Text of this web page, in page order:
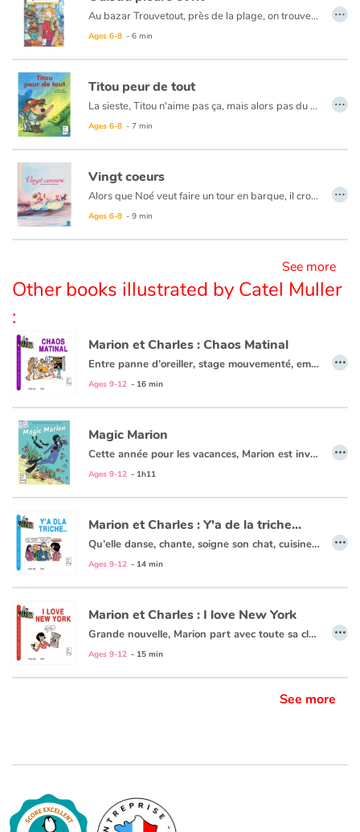
Blog
Learn french with Storyplay'r
French book lists for children
Reading for children
Activities and workshops
Dyslexia and reading disorders
Au bazar Trouvetout, près de la plage, on trouve vraiment tout. Même des jouets de Noël. Mais cette année, le patron a mis en vitrine un Ouistiti en peluche qui ne plaît pas à la patronne. Coincé sur son étagère, Ouistiti voudrait tant qu’un enfant le choisisse...
Ages 6-8 - 6 min
…
Titou peur de tout
La sieste, Titou n'aime pas ça, mais alors pas du tout. Si bien qu'au moindre bruit... Titou se relève, et part combattre les monstres. Car, tout le monde le sait, les maisons en regorgent !
Ages 6-8 - 7 min
…
Vingt coeurs
Alors que Noé veut faire un tour en barque, il croise sur son chemin une ribambelle d'animaux qui veulent l'accompagner. Une fois sur les flots, une tempête éclate... Noé parviendra-t-il à rejoindre son amoureuse ?
Ages 6-8 - 9 min
…
See more
Other books illustrated by Catel Muller
:
Marion et Charles : Chaos Matinal
Entre panne d’oreiller, stage mouvementé, embrouilles Facebook, baby-sitting musclé, citronnade fraîche ou réveillon bouillant (entre autres…) : Marion est sur tous les fronts pour notre plus grand plaisir !
Ages 9-12 - 16 min
…
Magic Marion
Cette année pour les vacances, Marion est invitée à passer Noël avec sa meilleure amie Camille sur l'île de la Martinique. Au programme : plongée et découverte de l'océan ! Les meilleures vacances qu'on puisse imaginer jusqu'à ce que le beau Francky s'en mêle...
Ages 9-12 - 1h11
…
Marion et Charles : Y'a de la triche...
Qu’elle danse, chante, soigne son chat, cuisine une tarte aux légumes (ou du moins essaie), se fasse confisquer son téléphone, enquête sur des tags de licorne, poursuive le Félix de ses rêves, espionne son Charles de frère ou décide de nettoyer une plage bretonne (entre autres) : Marion ne rate jamais une occasion de nous faire rire !
Ages 9-12 - 14 min
…
Marion et Charles : I love New York
Grande nouvelle, Marion part avec toute sa classe pour un voyage à New-York. Mais quand on s'appelle Marion Girardon, voyager n'est pas de tout repos ! Que ce soit à New York, Paris, au ski ou au vide grenier du coin, Marion ne rate jamais une occasion de nous faire rire !
Ages 9-12 - 15 min
…
See more